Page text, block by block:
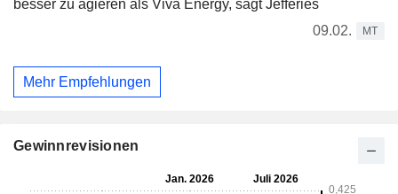
besser zu agieren als Viva Energy, sagt Jefferies
09.02.
MT
Mehr Empfehlungen
Gewinnrevisionen